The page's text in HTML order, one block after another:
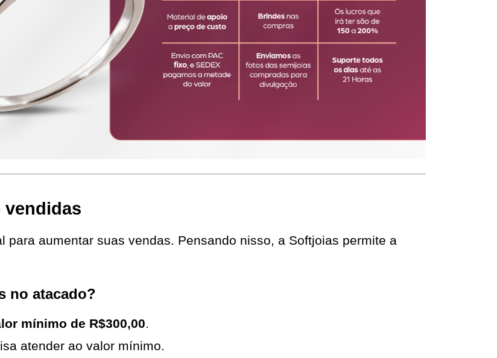
vendidas
no atacado?
mínimo de R$300,00.
atender ao valor mínimo.